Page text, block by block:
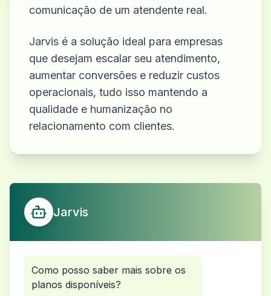
comunicação de um atendente real.
Jarvis é a solução ideal para empresas
que desejam escalar seu atendimento,
aumentar conversões e reduzir custos
operacionais, tudo isso mantendo a
qualidade e humanização no
relacionamento com clientes.
Jarvis
Como posso saber mais sobre os
planos disponíveis?